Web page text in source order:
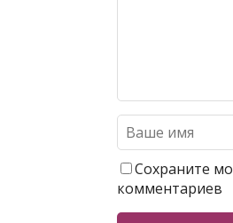
Сохраните
комментариев